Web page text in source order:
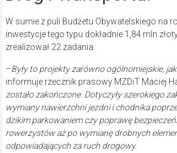
W sumie z puli Budżetu Obywatelskiego na
inwestycje tego typu dokładnie 1,84 mln
zrealizował 22 zadania.
–Były to projekty zarówno ogólnomiejskie,
informuje rzecznik prasowy MZDiT Maciej
zostało zakończone. Dotyczyły szerokiego
wymiany nawierzchni jezdni i chodnika
dzikim parkowaniem czy poprawę
rowerzystów aż po wymianę drobnych
odpowiadających za ruch drogowy.